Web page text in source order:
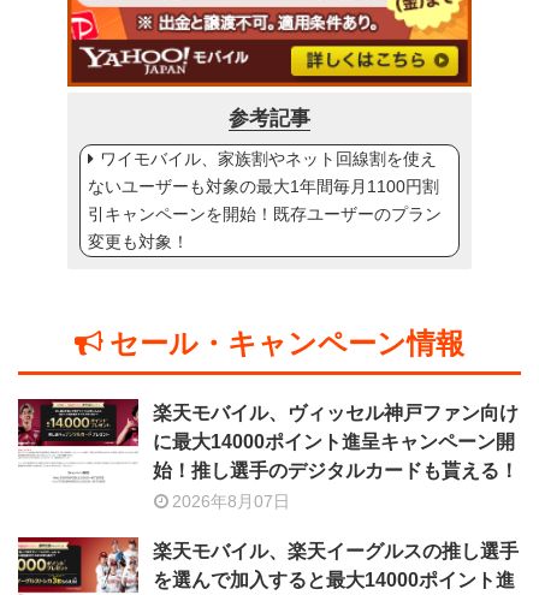
参考記事
ワイモバイル、家族割やネット回線割を使え
ないユーザーも対象の最大1年間毎月1100円割
引キャンペーンを開始！既存ユーザーのプラン
変更も対象！
セール・キャンペーン情報
楽天モバイル、ヴィッセル神戸ファン向け
に最大14000ポイント進呈キャンペーン開
始！推し選手のデジタルカードも貰える！
2026年8月07日
楽天モバイル、楽天イーグルスの推し選手
を選んで加入すると最大14000ポイント進